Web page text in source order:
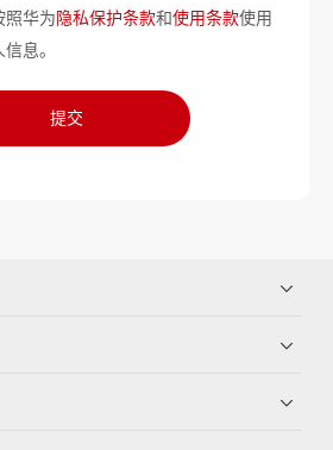
照华为隐私保护条款和使用条款使用
息。
提交